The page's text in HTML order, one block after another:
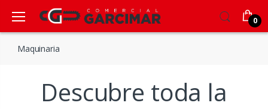
0
Maquinaria
Descubre toda la